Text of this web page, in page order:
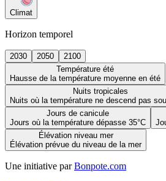
Climat
Horizon temporel
2030 2050
2100
Température été
Hausse de la température moyenne en été
Nuits tropicales
Nuits où la température ne descend pas
Jours de canicule
Jours où la température dépasse 35°C
Élévation niveau mer
Élévation prévue du niveau de la mer
Une initiative par Bonpote.com